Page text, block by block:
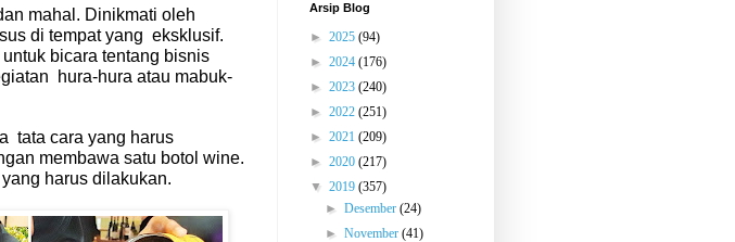
mahal. Dinikmati oleh
di tempat yang eksklusif.
bicara tentang bisnis
hura-hura atau mabuk-
tata cara yang harus
membawa satu botol wine.
harus dilakukan.
Arsip Blog
► 2025 (94)
► 2024 (176)
► 2023 (240)
► 2022 (251)
► 2021 (209)
► 2020 (217)
▼ 2019 (357)
►Desember(24)
►November(41)